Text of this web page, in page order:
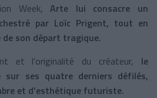
Week,Arte lui consacre un
par Loïc Prigent, tout en
son départ tragique.
et l’originalité du créateur, le
sur ses quatre derniers défilés,
et d’esthétique futuriste.